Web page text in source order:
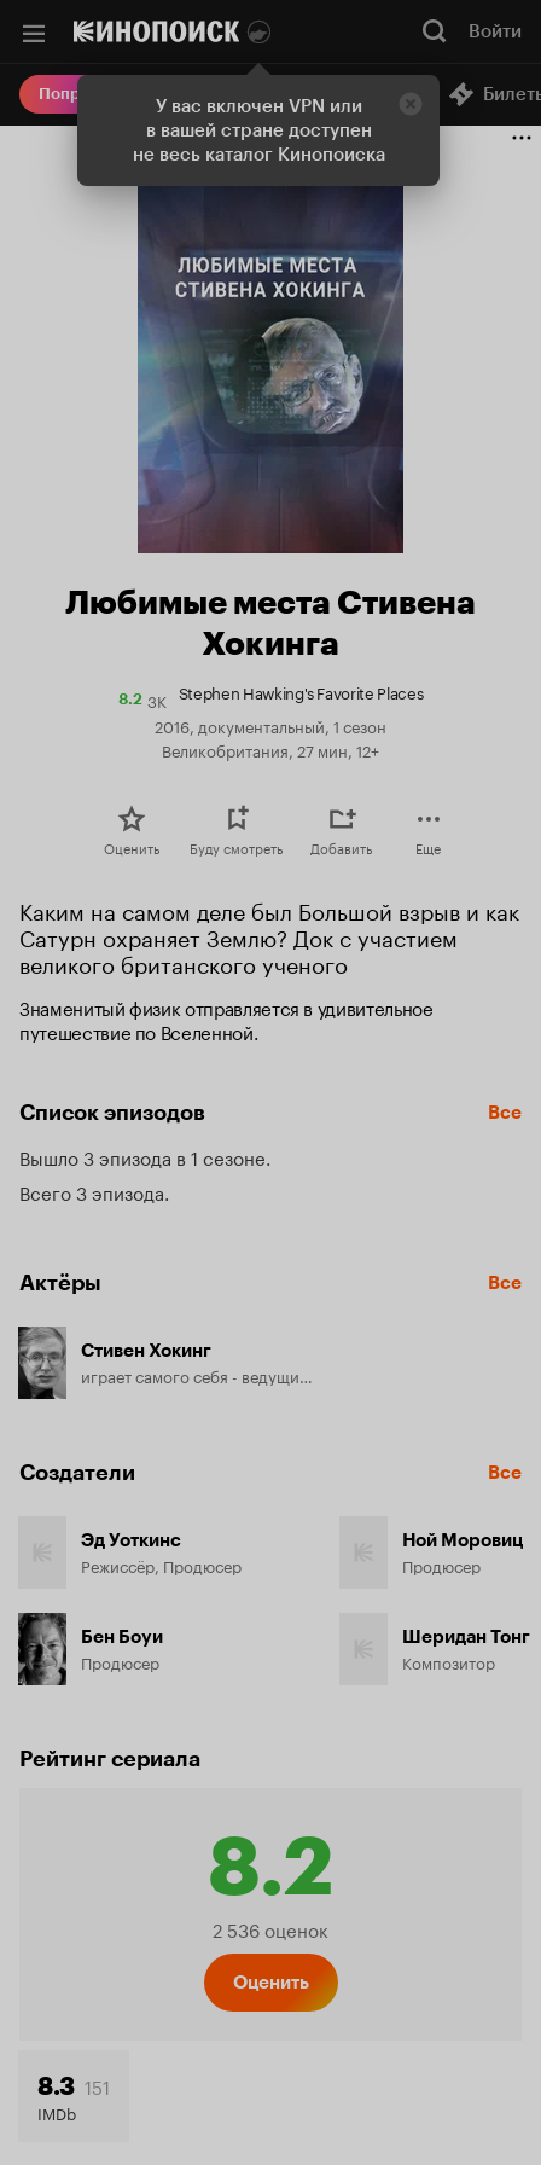
У вас включен VPN или
в вашей стране доступен
не весь каталог Кинопоиска
Войти
Попробовать Плюс Онлайн-кинотеатр
Любимые места Стивена
Хокинга
8.2Рейтинг
Кинопоиска
3K Stephen Hawking's Favorite Places
2016, документальный, 1 сезон
Великобритания, 27 мин, 12+
Оценить Буду смотреть Добавить Еще
Каким на самом деле был Большой взрыв и как
Сатурн охраняет Землю? Док с участием
великого британского ученого
Знаменитый физик отправляется в удивительное
путешествие по Вселенной.
Список эпизодов Все
Вышло 3 эпизода в 1 сезоне
Всего 3 эпизода
Актёры Все
Стивен Хокинг
играет самого себя - ведущий and рассказчик (2016)
Создатели Все
Эд Уоткинс
Режиссёр, Продюсер
Бен Боуи
Продюсер
Ной Моровиц
Продюсер
Шеридан Тонг
Композитор
Рейтинг сериала
8.2
Рейтинг
2 536 оценок
Оценить
8.3 151
IMDb